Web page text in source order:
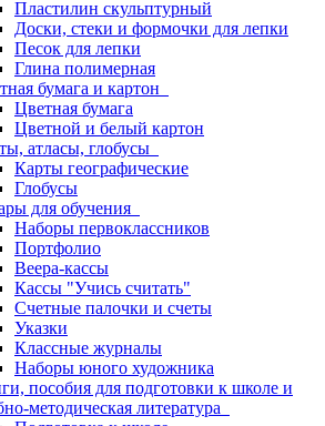
Пластилин скульптурный
Доски, стеки и формочки для лепки
Песок для лепки
Глина полимерная
бумага и картон
Цветная бумага
Цветной и белый картон
атласы, глобусы
Карты географические
Глобусы
для обучения
Наборы первоклассников
Портфолио
Веера-кассы
Кассы "Учись считать"
Счетные палочки и счеты
Указки
Классные журналы
Наборы юного художника
пособия для подготовки к школе и
методическая литература